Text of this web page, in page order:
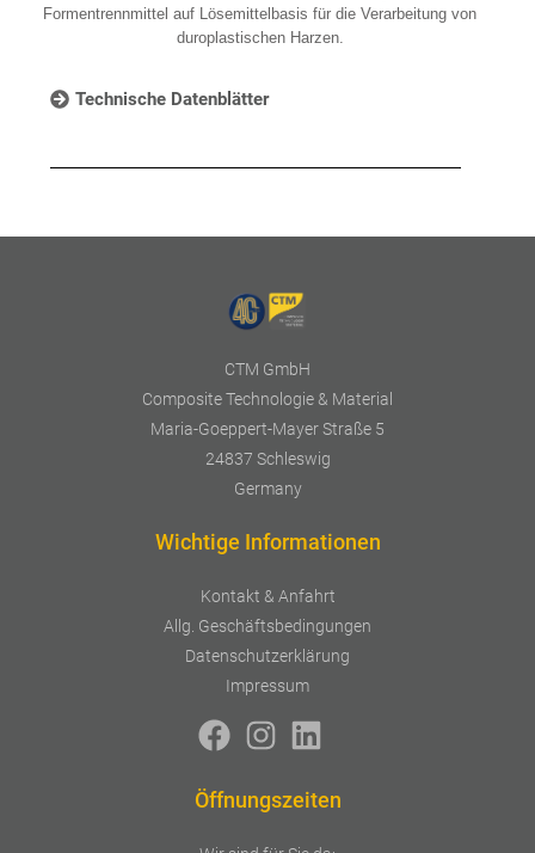
Formentrennmittel auf Lösemittelbasis für die Verarbeitung von
duroplastischen Harzen.
Technische Datenblätter
CTM GmbH
Composite Technologie & Material
Maria-Goeppert-Mayer Straße 5
24837 Schleswig
Germany
Wichtige Informationen
Kontakt & Anfahrt
Allg. Geschäftsbedingungen
Datenschutzerklärung
Impressum
Öffnungszeiten